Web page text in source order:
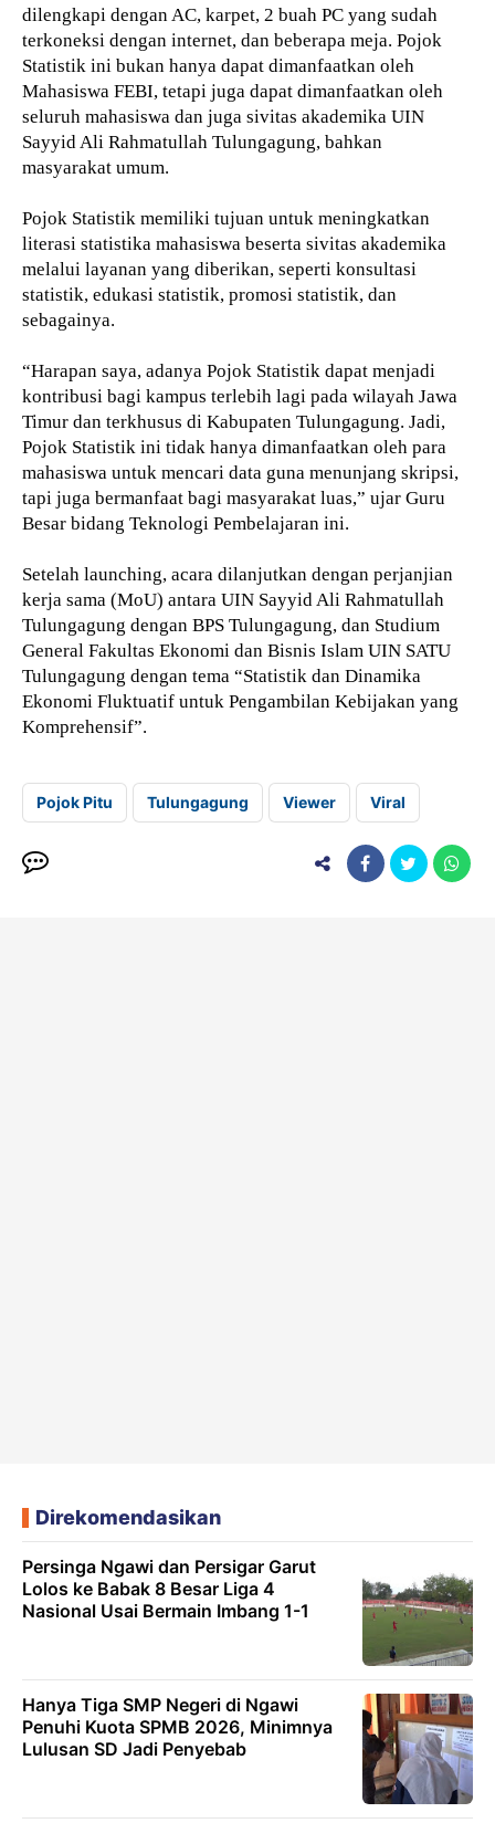
dilengkapi dengan AC, karpet, 2 buah PC yang sudah
terkoneksi dengan internet, dan beberapa meja. Pojok
Statistik ini bukan hanya dapat dimanfaatkan oleh
Mahasiswa FEBI, tetapi juga dapat dimanfaatkan oleh
seluruh mahasiswa dan juga sivitas akademika UIN
Sayyid Ali Rahmatullah Tulungagung, bahkan
masyarakat umum.
Pojok Statistik memiliki tujuan untuk meningkatkan
literasi statistika mahasiswa beserta sivitas akademika
melalui layanan yang diberikan, seperti konsultasi
statistik, edukasi statistik, promosi statistik, dan
sebagainya.
“Harapan saya, adanya Pojok Statistik dapat menjadi
kontribusi bagi kampus terlebih lagi pada wilayah Jawa
Timur dan terkhusus di Kabupaten Tulungagung. Jadi,
Pojok Statistik ini tidak hanya dimanfaatkan oleh para
mahasiswa untuk mencari data guna menunjang skripsi,
tapi juga bermanfaat bagi masyarakat luas,” ujar Guru
Besar bidang Teknologi Pembelajaran ini.
Setelah launching, acara dilanjutkan dengan perjanjian
kerja sama (MoU) antara UIN Sayyid Ali Rahmatullah
Tulungagung dengan BPS Tulungagung, dan Studium
General Fakultas Ekonomi dan Bisnis Islam UIN SATU
Tulungagung dengan tema “Statistik dan Dinamika
Ekonomi Fluktuatif untuk Pengambilan Kebijakan yang
Komprehensif”.
Pojok Pitu Tulungagung Viewer Viral
Direkomendasikan
Persinga Ngawi dan Persigar Garut
Lolos ke Babak 8 Besar Liga 4
Nasional Usai Bermain Imbang 1-1
Hanya Tiga SMP Negeri di Ngawi
Penuhi Kuota SPMB 2026, Minimnya
Lulusan SD Jadi Penyebab